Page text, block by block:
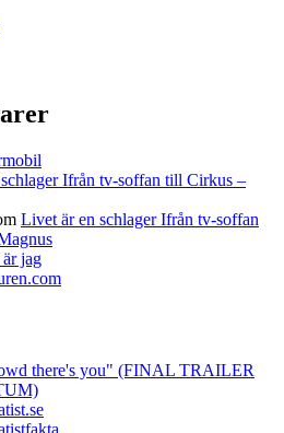
Ifrån tv-soffan till Cirkus –
Livet är en schlager Ifrån tv-soffan
jag
there's you" (FINAL TRAILER